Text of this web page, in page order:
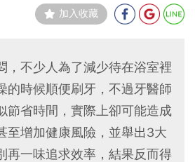
加入收藏
，不少人為了減少待在浴室裡
的時候順便刷牙，不過牙醫師
節省時間，實際上卻可能造成
至增加健康風險，並舉出3大
再一味追求效率，結果反而得